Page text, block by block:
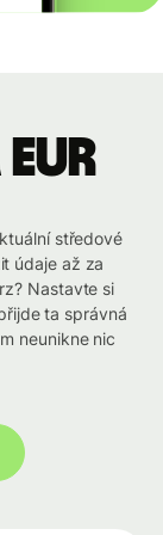
středové
údaje až za
Nastavte si
ta správná
neunikne nic